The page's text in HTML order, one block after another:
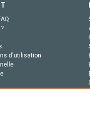
d'utilisation